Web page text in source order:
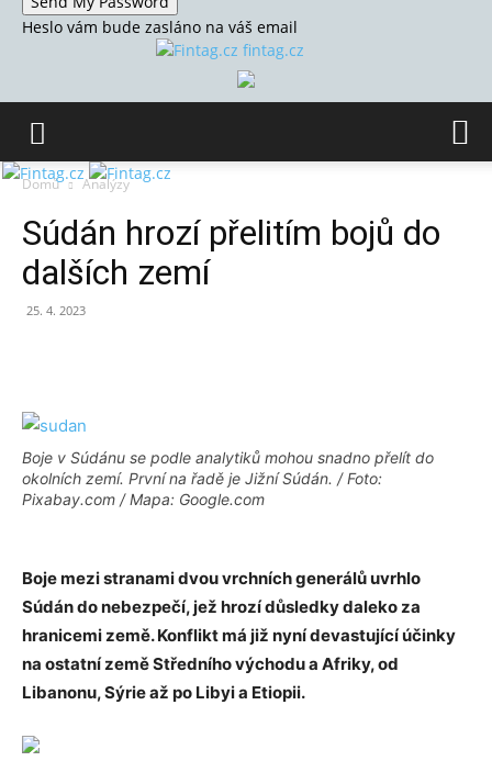
Heslo vám bude zasláno na váš email
fintag.cz
Domů Analýzy
Súdán hrozí přelitím bojů do
dalších zemí
25. 4. 2023
Boje v Súdánu se podle analytiků mohou snadno přelít do
okolních zemí. První na řadě je Jižní Súdán. / Foto:
Pixabay.com / Mapa: Google.com
Boje mezi stranami dvou vrchních generálů uvrhlo
Súdán do nebezpečí, jež hrozí důsledky daleko za
hranicemi země. Konflikt má již nyní devastující účinky
na ostatní země Středního východu a Afriky, od
Libanonu, Sýrie až po Libyi a Etiopii.